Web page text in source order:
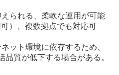
られる、柔軟な運用が可能
可）、複数拠点でも対応可
ット環境に依存するため、
品質が低下する場合がある。